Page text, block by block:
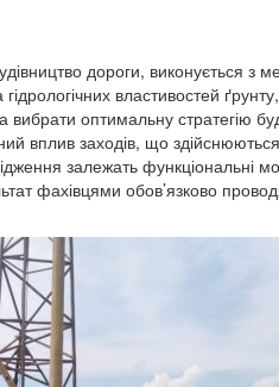
дороги, виконується
властивостей
оптимальну стратегію
вплив заходів, що
залежать функціональні
фахівцями обов’язково